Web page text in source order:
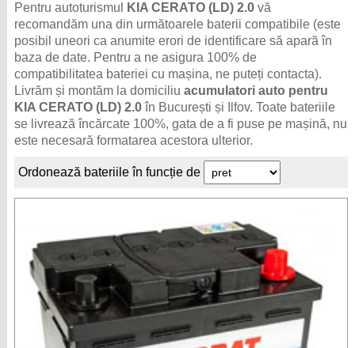
Pentru autoturismul KIA CERATO (LD) 2.0 vă
recomandăm una din următoarele baterii compatibile (este
posibil uneori ca anumite erori de identificare să apară în
baza de date. Pentru a ne asigura 100% de
compatibilitatea bateriei cu mașina, ne puteți contacta).
Livrăm și montăm la domiciliuacumulatori auto pentru
KIA CERATO (LD) 2.0în București și Ilfov. Toate bateriile
se livrează încărcate 100%, gata de a fi puse pe mașină, nu
este necesară formatarea acestora ulterior.
Ordonează bateriile în funcție de